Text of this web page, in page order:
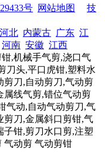
号 网站地图
技
河北 内蒙古 广东 江
河南 安徽 江西
,机械手气剪,浇口气
刀头,平口虎钳,塑料水
剪刀,自动剪刀,气动剪
属线气剪,错位气动剪
气动,自动气动剪刀,气
剪刀,金属斜口剪钳,气
子钳,剪刀水口剪,注塑
气动剪 气动剪钳